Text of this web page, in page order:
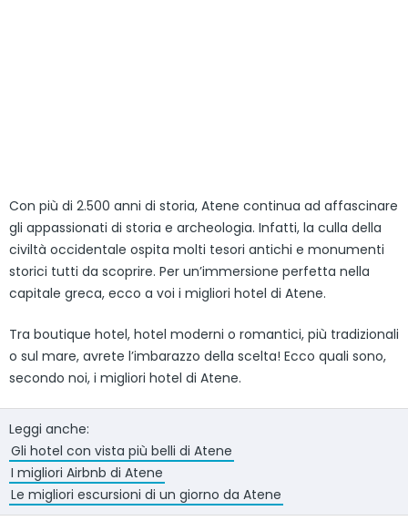
Con più di 2.500 anni di storia, Atene continua ad affascinare
gli appassionati di storia e archeologia. Infatti, la culla della
civiltà occidentale ospita molti tesori antichi e monumenti
storici tutti da scoprire. Per un’immersione perfetta nella
capitale greca, ecco a voi i migliori hotel di Atene.
Tra boutique hotel, hotel moderni o romantici, più tradizionali
o sul mare, avrete l’imbarazzo della scelta! Ecco quali sono,
secondo noi, i migliori hotel di Atene.
Leggi anche:
Gli hotel con vista più belli di Atene
I migliori Airbnb di Atene
Le migliori escursioni di un giorno da Atene